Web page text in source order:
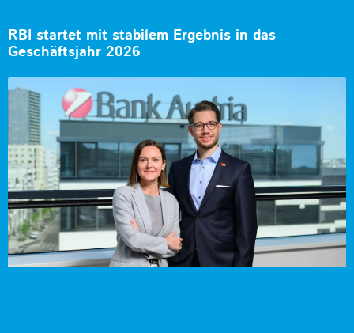
RBI startet mit stabilem Ergebnis in das
Geschäftsjahr 2026